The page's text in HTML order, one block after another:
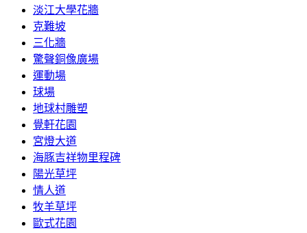
淡江大學花牆
克難坡
三化牆
驚聲銅像廣場
運動場
球場
地球村雕塑
覺軒花園
宮燈大道
海豚吉祥物里程碑
陽光草坪
情人道
牧羊草坪
歐式花園